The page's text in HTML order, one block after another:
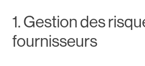
1. Gestion des
fournisseurs